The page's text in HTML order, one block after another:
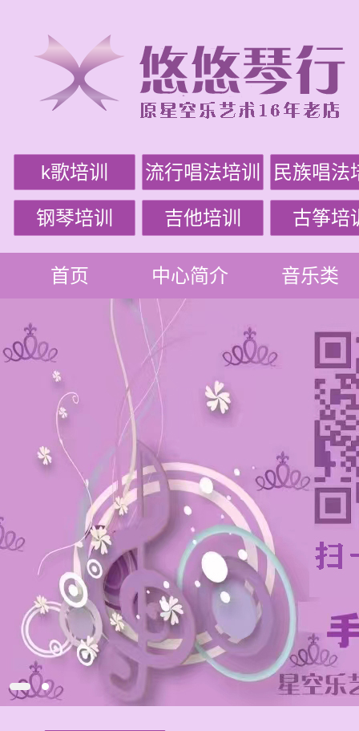
k歌培训 流行唱法培训 民族唱法
钢琴培训 吉他培训 古筝培
首页 中心简介 音乐类